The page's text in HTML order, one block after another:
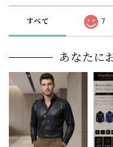
すべて 7
あなたに